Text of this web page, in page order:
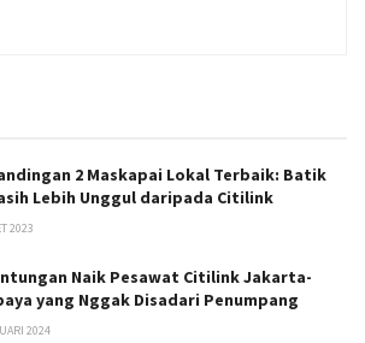
2 Maskapai Lokal Terbaik: Batik
Lebih Unggul daripada Citilink
2023
Naik Pesawat Citilink Jakarta-
yang Nggak Disadari Penumpang
2024